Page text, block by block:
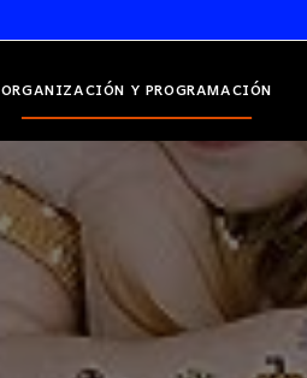
ORGANIZACIÓN Y PROGRAMACIÓN